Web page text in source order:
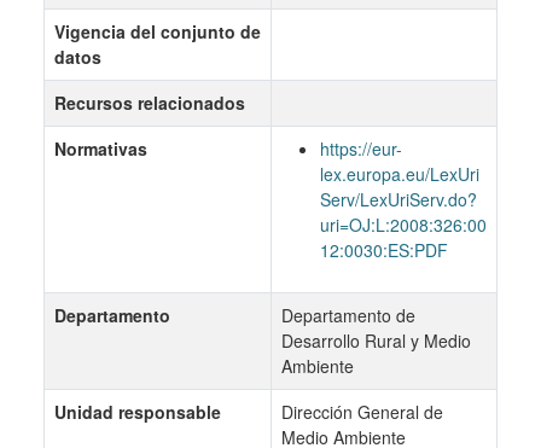
Vigencia del conjunto de
datos
Recursos relacionados
Normativas
https://eur-
lex.europa.eu/LexUri
Serv/LexUriServ.do?
uri=OJ:L:2008:326:00
12:0030:ES:PDF
Departamento
Departamento de
Desarrollo Rural y Medio
Ambiente
Unidad responsable
Dirección General de
Medio Ambiente